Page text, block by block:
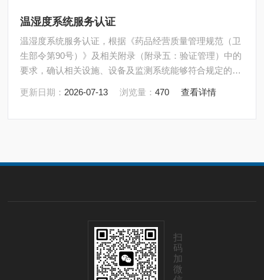
温湿度系统服务认证
温湿度系统服务认证，根据《药品经营质量管理规范（卫
生部令第90号）》及相关附录（附录五：验证管理）中的
要求，确认相关设施、设备及监测系统能够符合规定的设
药品在储存过程中的质量安全。
更新日期： 2026-07-13 浏览量：470 查看详情
扫
码
加
微